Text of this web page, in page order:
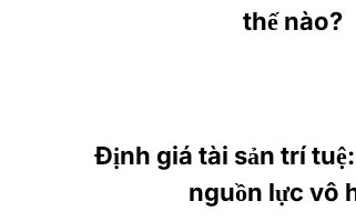
thế nào?
Định giá tài sản trí
nguồn lực vô